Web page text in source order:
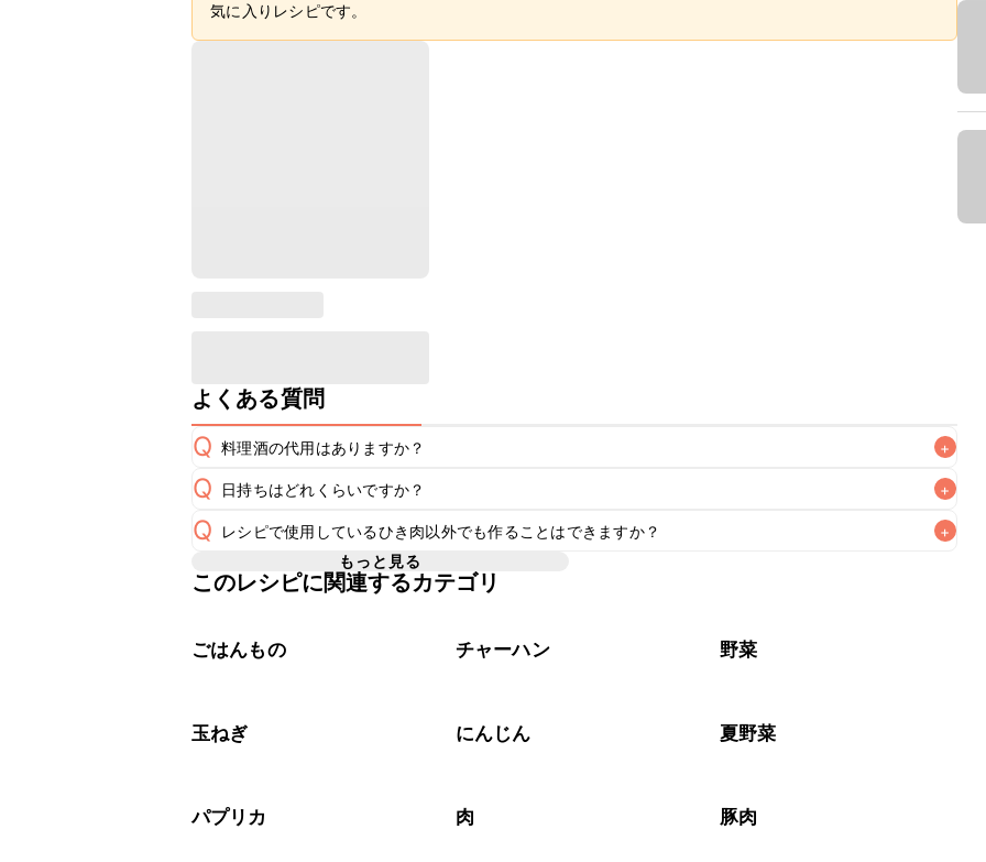
気に入りレシピです。
よくある質問
Q 料理酒の代用はありますか？ +
A
Q 日持ちはどれくらいですか？ +
保存期間は冷蔵で当日中が目安です。なるべくお早めにお召し上がりください。
※日持ちは目安です。こちら
Q レシピで使用しているひき肉以外でも作ることはできますか？ +
A
もっと見る
このレシピに関連するカテゴリ
ごはんもの チャーハン 野菜
玉ねぎ にんじん 夏野菜
パプリカ 肉 豚肉